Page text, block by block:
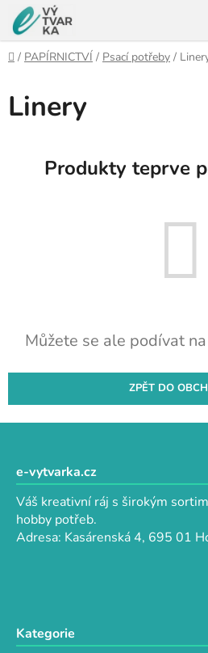
Přejít
na
obsah
Domů
/ PAPÍRNICTVÍ / Psací potřeby /
Linery
Produkty teprve
Můžete se ale podívat
ZPĚT DO
e-vytvarka.cz
Váš kreativní ráj s širokým
hobby potřeb.
Adresa: Kasárenská 4, 695 01
Kategorie